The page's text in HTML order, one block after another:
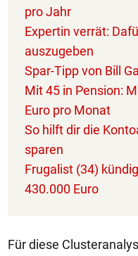
pro Jahr
Expertin verrät:
auszugeben
Spar-Tipp von Bill
Mit 45 in Pension:
Euro pro Monat
So hilft dir die
sparen
Frugalist (34)
430.000 Euro
Für diese